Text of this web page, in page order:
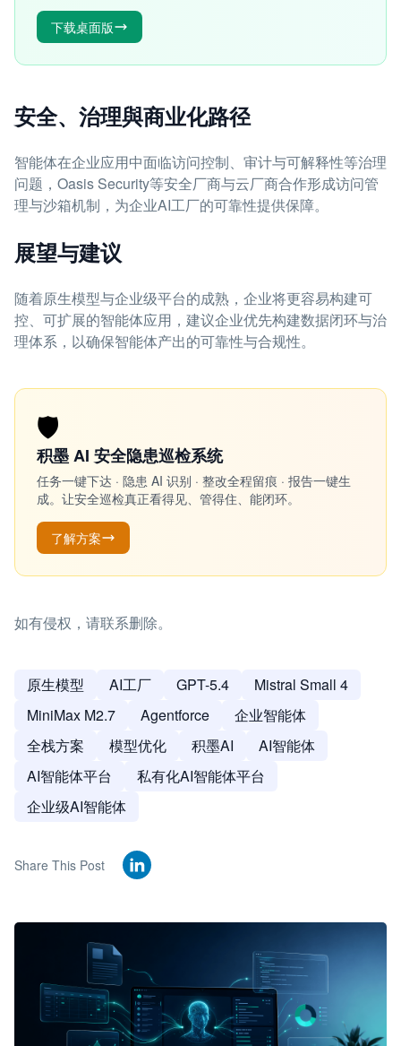
下载桌面版
安全、治理與商业化路径
智能体在企业应用中面临访问控制、审计与可解释性等治理
问题，Oasis Security等安全厂商与云厂商合作形成访问管
理与沙箱机制，为企业AI工厂的可靠性提供保障。
展望与建议
随着原生模型与企业级平台的成熟，企业将更容易构建可
控、可扩展的智能体应用，建议企业优先构建数据闭环与治
理体系，以确保智能体产出的可靠性与合规性。
🛡️
积墨 AI 安全隐患巡检系统
任务一键下达 · 隐患 AI 识别 · 整改全程留痕 · 报告一键生
成。让安全巡检真正看得见、管得住、能闭环。
了解方案
如有侵权，请联系删除。
原生模型 AI工厂 GPT-5.4
Mistral Small 4
MiniMax M2.7
Agentforce
企业智能体
全栈方案
模型优化 积墨AI
AI智能体
AI智能体平台
私有化AI智能体平台
企业级AI智能体
Share This Post